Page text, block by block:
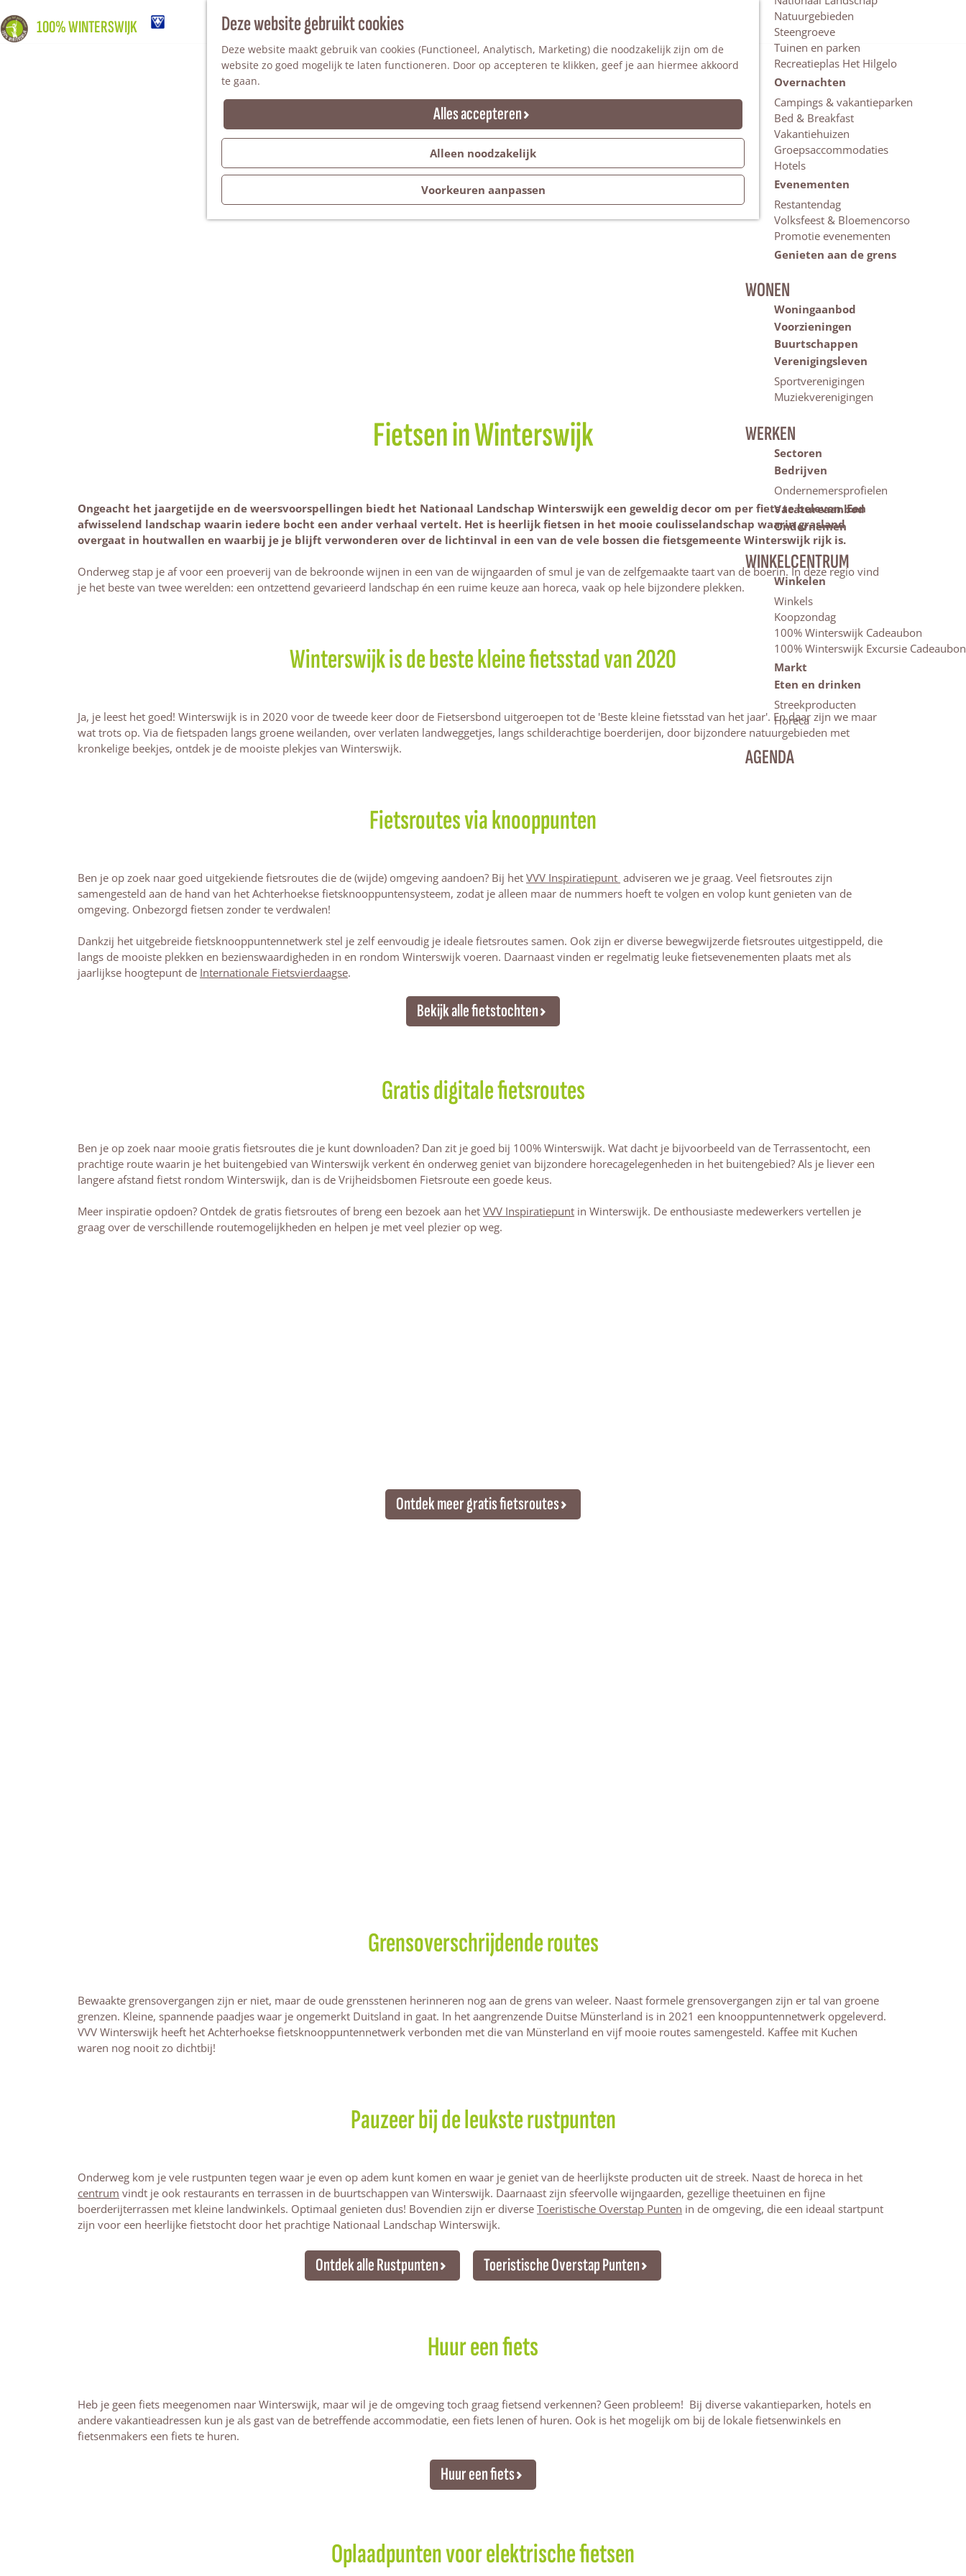
Deze website gebruikt cookies
Deze website maakt gebruik van cookies (Functioneel, Analytisch, Marketing) die noodzakelijk zijn om de
website zo goed mogelijk te laten functioneren. Door op accepteren te klikken, geef je aan hiermee akkoord
te gaan.
Alles accepteren
Alleen noodzakelijk
Voorkeuren aanpassen
100% WINTERSWIJK
e
k
n
n
Natuurgebieden
Steengroeve
Tuinen en parken
Recreatieplas Het Hilgelo
Overnachten
Campings & vakantieparken
Bed & Breakfast
Vakantiehuizen
Groepsaccommodaties
Hotels
Evenementen
Restantendag
Volksfeest & Bloemencorso
Promotie evenementen
Genieten aan de grens
WONEN
Woningaanbod
Voorzieningen
Buurtschappen
Verenigingsleven
Sportverenigingen
Muziekverenigingen
WERKEN
Sectoren
Bedrijven
Ondernemersprofielen
Vacatureaanbod
Ondernemen
WINKELCENTRUM
Winkelen
Winkels
Koopzondag
100% Winterswijk Cadeaubon
100% Winterswijk Excursie Cadeaubon
Markt
Eten en drinken
Streekproducten
Horeca
AGENDA
Fietsen in Winterswijk
Ongeacht het jaargetijde en de weersvoorspellingen biedt het Nationaal Landschap Winterswijk een geweldig decor om per fiets te beleven. Een
afwisselend landschap waarin iedere bocht een ander verhaal vertelt. Het is heerlijk fietsen in het mooie coulisselandschap waarin grasland
overgaat in houtwallen en waarbij je je blijft verwonderen over de lichtinval in een van de vele bossen die fietsgemeente Winterswijk rijk is.
Onderweg stap je af voor een proeverij van de bekroonde wijnen in een van de wijngaarden of smul je van de zelfgemaakte taart van de boerin. In deze regio vind
je het beste van twee werelden: een ontzettend gevarieerd landschap én een ruime keuze aan horeca, vaak op hele bijzondere plekken.
Winterswijk is de beste kleine fietsstad van 2020
Ja, je leest het goed! Winterswijk is in 2020 voor de tweede keer door de Fietsersbond uitgeroepen tot de 'Beste kleine fietsstad van het jaar'. En daar zijn we maar
wat trots op. Via de fietspaden langs groene weilanden, over verlaten landweggetjes, langs schilderachtige boerderijen, door bijzondere natuurgebieden met
kronkelige beekjes, ontdek je de mooiste plekjes van Winterswijk.
Fietsroutes via knooppunten
Ben je op zoek naar goed uitgekiende fietsroutes die de (wijde) omgeving aandoen? Bij het VVV Inspiratiepunt adviseren we je graag. Veel fietsroutes zijn
samengesteld aan de hand van het Achterhoekse fietsknooppuntensysteem, zodat je alleen maar de nummers hoeft te volgen en volop kunt genieten van de
omgeving. Onbezorgd fietsen zonder te verdwalen!
Dankzij het uitgebreide fietsknooppuntennetwerk stel je zelf eenvoudig je ideale fietsroutes samen. Ook zijn er diverse bewegwijzerde fietsroutes uitgestippeld, die
langs de mooiste plekken en bezienswaardigheden in en rondom Winterswijk voeren. Daarnaast vinden er regelmatig leuke fietsevenementen plaats met als
jaarlijkse hoogtepunt de Internationale Fietsvierdaagse.
Bekijk alle fietstochten
Gratis digitale fietsroutes
Ben je op zoek naar mooie gratis fietsroutes die je kunt downloaden? Dan zit je goed bij 100% Winterswijk. Wat dacht je bijvoorbeeld van de Terrassentocht, een
prachtige route waarin je het buitengebied van Winterswijk verkent én onderweg geniet van bijzondere horecagelegenheden in het buitengebied? Als je liever een
langere afstand fietst rondom Winterswijk, dan is de Vrijheidsbomen Fietsroute een goede keus.
Meer inspiratie opdoen? Ontdek de gratis fietsroutes of breng een bezoek aan het VVV Inspiratiepunt in Winterswijk. De enthousiaste medewerkers vertellen je
graag over de verschillende routemogelijkheden en helpen je met veel plezier op weg.
Ontdek meer gratis fietsroutes
Grensoverschrijdende routes
Bewaakte grensovergangen zijn er niet, maar de oude grensstenen herinneren nog aan de grens van weleer. Naast formele grensovergangen zijn er tal van groene
grenzen. Kleine, spannende paadjes waar je ongemerkt Duitsland in gaat. In het aangrenzende Duitse Münsterland is in 2021 een knooppuntennetwerk opgeleverd.
VVV Winterswijk heeft het Achterhoekse fietsknooppuntennetwerk verbonden met die van Münsterland en vijf mooie routes samengesteld. Kaffee mit Kuchen
waren nog nooit zo dichtbij!
Pauzeer bij de leukste rustpunten
Onderweg kom je vele rustpunten tegen waar je even op adem kunt komen en waar je geniet van de heerlijkste producten uit de streek. Naast de horeca in het
centrum vindt je ook restaurants en terrassen in de buurtschappen van Winterswijk. Daarnaast zijn sfeervolle wijngaarden, gezellige theetuinen en fijne
boerderijterrassen met kleine landwinkels. Optimaal genieten dus! Bovendien zijn er diverse Toeristische Overstap Punten in de omgeving, die een ideaal startpunt
zijn voor een heerlijke fietstocht door het prachtige Nationaal Landschap Winterswijk.
Ontdek alle Rustpunten Toeristische Overstap Punten
Huur een fiets
Heb je geen fiets meegenomen naar Winterswijk, maar wil je de omgeving toch graag fietsend verkennen? Geen probleem! Bij diverse vakantieparken, hotels en
andere vakantieadressen kun je als gast van de betreffende accommodatie, een fiets lenen of huren. Ook is het mogelijk om bij de lokale fietsenwinkels en
fietsenmakers een fiets te huren.
Huur een fiets
Oplaadpunten voor elektrische fietsen